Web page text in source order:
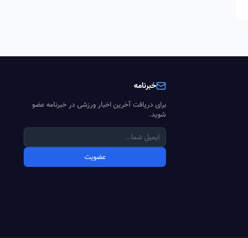
خبرنامه
برای دریافت آخرین اخبار ورزشی در خبرنامه عضو
شوید.
عضویت